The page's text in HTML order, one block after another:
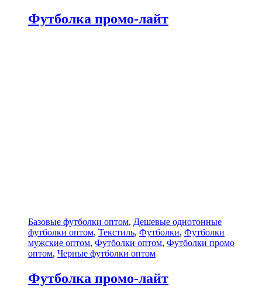
Футболка промо-лайт
Базовые футболки оптом, Дешевые однотонные
футболки оптом, Текстиль, Футболки, Футболки
мужские оптом, Футболки оптом, Футболки промо
оптом, Черные футболки оптом
Футболка промо-лайт